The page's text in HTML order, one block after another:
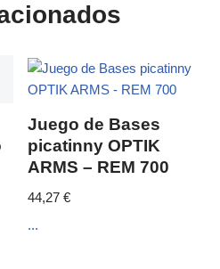
Juego de Bases
picatinny OPTIK
ARMS – REM 700
44,27€
...